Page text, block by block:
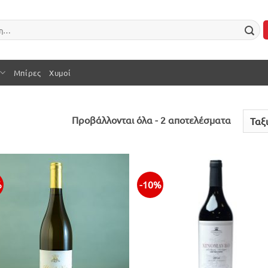
Μπίρες Χυμοί
Προβάλλονται όλα - 2 αποτελέσματαSorted
-10%